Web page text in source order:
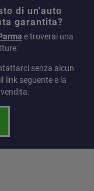
di un'auto
garantita?
e troverai una
senza alcun
link seguente e la